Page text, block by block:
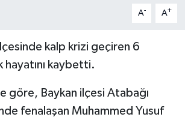
A- A+
kalp krizi geçiren 6
hayatını kaybetti.
göre, Baykan ilçesi Atabağı
fenalaşan Muhammed Yusuf